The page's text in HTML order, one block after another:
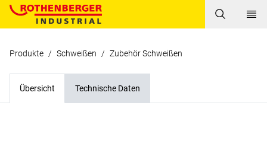
Produkte / Schweißen / Zubehör Schweißen
Übersicht Technische Daten